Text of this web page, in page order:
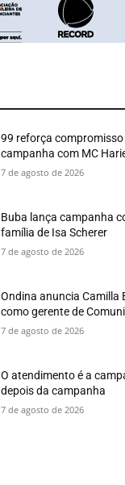
99 reforça compromisso
campanha com MC
7 de agosto de 2026
Buba lança campanha
família de Isa Scherer
7 de agosto de 2026
Ondina anuncia Camilla
como gerente de
7 de agosto de 2026
O atendimento é a
depois da campanha
7 de agosto de 2026